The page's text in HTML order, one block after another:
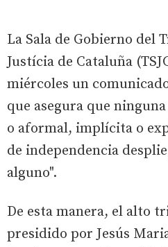
La Sala de Gobierno del
Justícia de Cataluña
miércoles un
que asegura que
o aformal, implícita o
de independencia
alguno".
De esta manera, el alto
presidido por Jesús